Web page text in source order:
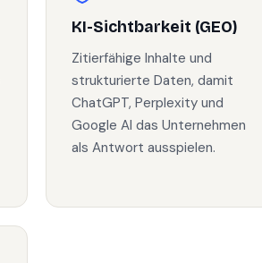
KI-Sichtbarkeit (GEO)
Zitierfähige Inhalte und
strukturierte Daten, damit
ChatGPT, Perplexity und
Google AI das Unternehmen
als Antwort ausspielen.